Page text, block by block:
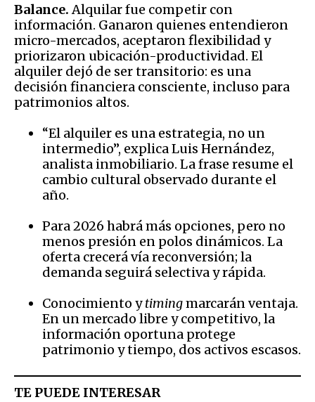
Balance.Alquilar fue competir con
información. Ganaron quienes entendieron
micro-mercados, aceptaron flexibilidad y
priorizaron ubicación-productividad. El
alquiler dejó de ser transitorio: es una
decisión financiera consciente, incluso para
patrimonios altos.
“El alquiler es una estrategia, no un
intermedio”, explica Luis Hernández,
analista inmobiliario. La frase resume el
cambio cultural observado durante el
año.
Para 2026 habrá más opciones, pero no
menos presión en polos dinámicos. La
oferta crecerá vía reconversión; la
demanda seguirá selectiva y rápida.
Conocimiento ytimingmarcarán ventaja.
En un mercado libre y competitivo, la
información oportuna protege
patrimonio y tiempo, dos activos escasos.
TE PUEDE INTERESAR